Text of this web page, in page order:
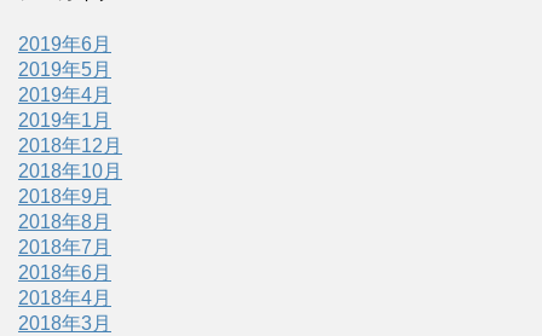
2019年6月
2019年5月
2019年4月
2019年1月
2018年12月
2018年10月
2018年9月
2018年8月
2018年7月
2018年6月
2018年4月
2018年3月